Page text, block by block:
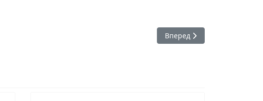
№505 Следующий: (актуальная
Вперед